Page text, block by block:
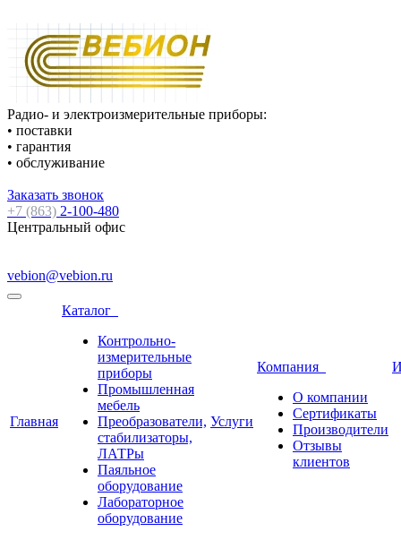
Радио- и электроизмерительные приборы:
• поставки
• гарантия
• обслуживание
Заказать звонок
+7 (863) 2-100-480
Центральный офис
vebion@vebion.ru
Главная
Каталог
Контрольно-
измерительные
приборы
Промышленная
мебель
Преобразователи,
стабилизаторы,
ЛАТРы
Паяльное
оборудование
Лабораторное
оборудование
Услуги
Компания
О компании
Сертификаты
Производители
Отзывы
клиентов